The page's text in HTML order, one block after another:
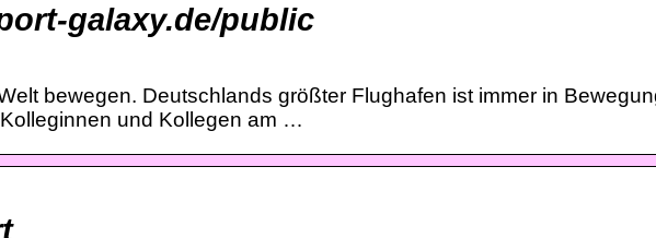
galaxy.de/public
bewegen. Deutschlands größter Flughafen ist immer in
und Kollegen am …